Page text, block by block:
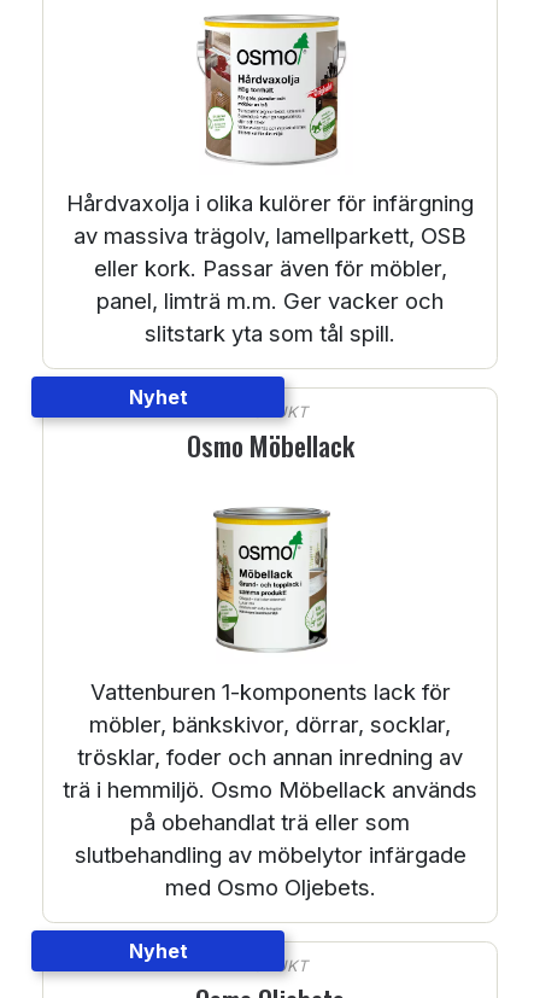
Hårdvaxolja i olika kulörer för infärgning
av massiva trägolv, lamellparkett, OSB
eller kork. Passar även för möbler,
panel, limträ m.m. Ger vacker och
slitstark yta som tål spill.
PRODUKT
Nyhet
Osmo Möbellack
Vattenburen 1-komponents lack för
möbler, bänkskivor, dörrar, socklar,
trösklar, foder och annan inredning av
trä i hemmiljö. Osmo Möbellack används
på obehandlat trä eller som
slutbehandling av möbelytor infärgade
med Osmo Oljebets.
PRODUKT
Nyhet